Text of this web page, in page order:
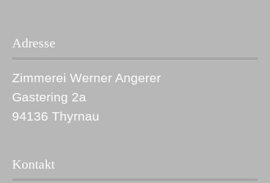
Adresse
Zimmerei Werner Angerer
Gastering 2a
94136 Thyrnau
Kontakt